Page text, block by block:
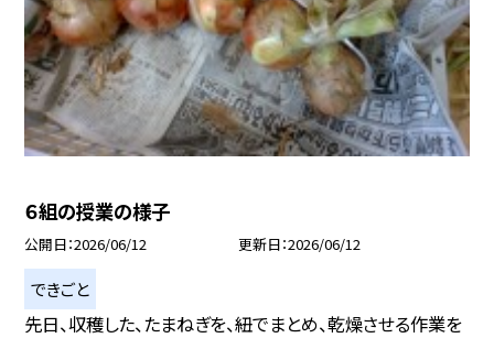
６組の授業の様子
公開日 2026/06/12 更新日 2026/06/12
できごと
先日、収穫した、たまねぎを、紐でまとめ、乾燥させる作業を